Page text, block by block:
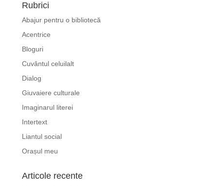
Rubrici
Abajur pentru o bibliotecă
Acentrice
Bloguri
Cuvântul celuilalt
Dialog
Giuvaiere culturale
Imaginarul literei
Intertext
Liantul social
Orașul meu
Articole recente